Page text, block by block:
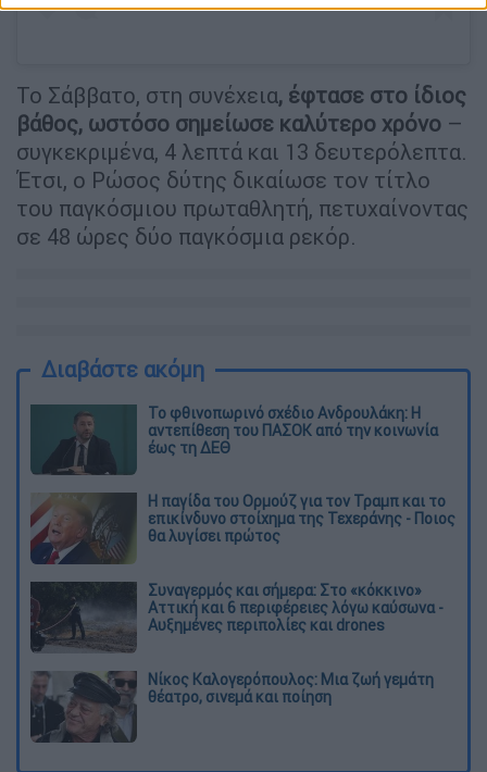
Το Σάββατο, στη συνέχεια, έφτασε στο ίδιος
βάθος, ωστόσο σημείωσε καλύτερο χρόνο –
συγκεκριμένα, 4 λεπτά και 13 δευτερόλεπτα.
Έτσι, ο Ρώσος δύτης δικαίωσε τον τίτλο
του παγκόσμιου πρωταθλητή, πετυχαίνοντας
σε 48 ώρες δύο παγκόσμια ρεκόρ.
Διαβάστε ακόμη
Το φθινοπωρινό σχέδιο Ανδρουλάκη: Η
αντεπίθεση του ΠΑΣΟΚ από την κοινωνία
έως τη ΔΕΘ
Η παγίδα του Ορμούζ για τον Τραμπ και το
επικίνδυνο στοίχημα της Τεχεράνης - Ποιος
θα λυγίσει πρώτος
Συναγερμός και σήμερα: Στο «κόκκινο»
Αττική και 6 περιφέρειες λόγω καύσωνα -
Αυξημένες περιπολίες και drones
Νίκος Καλογερόπουλος: Μια ζωή γεμάτη
θέατρο, σινεμά και ποίηση